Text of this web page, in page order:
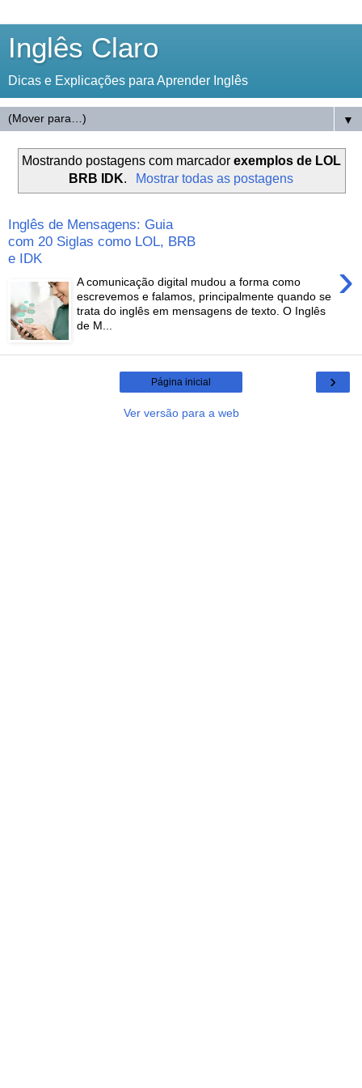
Inglês Claro
Dicas e Explicações para Aprender Inglês
▼
Mostrando postagens com marcador exemplos de LOL
BRB IDK. Mostrar todas as postagens
Inglês de Mensagens: Guia
com 20 Siglas como LOL, BRB
e IDK
›
A comunicação digital mudou a forma como
escrevemos e falamos, principalmente quando se
trata do inglês em mensagens de texto. O Inglês
de M...
›
Página inicial
Ver versão para a web